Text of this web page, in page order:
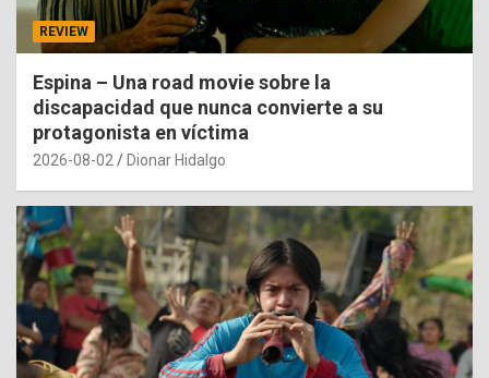
REVIEW
Espina – Una road movie sobre la
discapacidad que nunca convierte a su
protagonista en víctima
2026-08-02 Dionar Hidalgo